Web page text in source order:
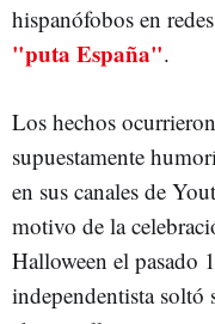
hispanófobos en
"puta España".
Los hechos
supuestamente
en sus canales de
motivo de la
Halloween el pasado
independentista soltó